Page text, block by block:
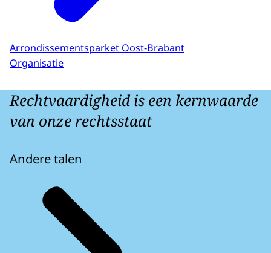
Arrondissementsparket Oost-Brabant
Organisatie
Rechtvaardigheid is een kernwaarde
van onze rechtsstaat
Andere talen